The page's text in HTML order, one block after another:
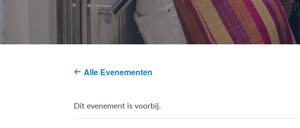
Alle Evenementen
Dit evenement is voorbij.